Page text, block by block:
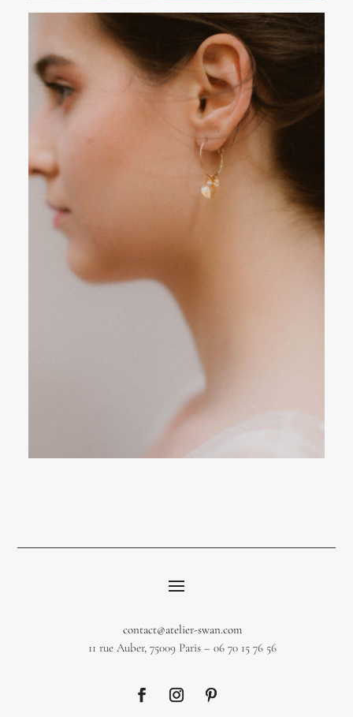
contact@atelier-swan.com
11 rue Auber, 75009 Paris – 06 70 15 76 56